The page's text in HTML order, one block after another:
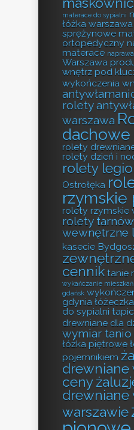
materace do sypialni
łóżka warszawa
sprężynowe
ortopedyczny
materace
Warszawa
wnętrz pod
wykończenia
rolety
warszawa
dachowe
rolety
rolety dzień i
rolety
Ostrołęka
rzymskie
rolety rzymskie
rolety tarnów
wewnętrzne
kasecie
cennik tanie
wykańczanie mieszkań
gdańsk
gdynia
do sypialni
drewniane dla
wymiar tanio
łóżka piętrowe
pojemnikiem
drewniane
ceny
drewniane
warszawie